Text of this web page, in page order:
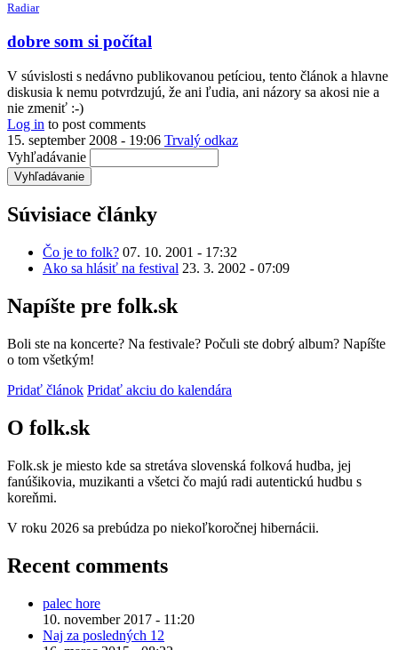
Radiar
dobre som si počítal
V súvislosti s nedávno publikovanou petíciou, tento článok a hlavne
diskusia k nemu potvrdzujú, že ani ľudia, ani názory sa akosi nie a
nie zmeniť :-)
Log in to post comments
15. september 2008 - 19:06 Trvalý odkaz
Vyhľadávanie
Súvisiace články
Čo je to folk? 07. 10. 2001 - 17:32
Ako sa hlásiť na festival 23. 3. 2002 - 07:09
Napíšte pre folk.sk
Boli ste na koncerte? Na festivale? Počuli ste dobrý album? Napíšte
o tom všetkým!
Pridať článok Pridať akciu do kalendára
O folk.sk
Folk.sk je miesto kde sa stretáva slovenská folková hudba, jej
fanúšikovia, muzikanti a všetci čo majú radi autentickú hudbu s
koreňmi.
V roku 2026 sa prebúdza po niekoľkoročnej hibernácii.
Recent comments
palec hore
10. november 2017 - 11:20
Naj za posledných 12